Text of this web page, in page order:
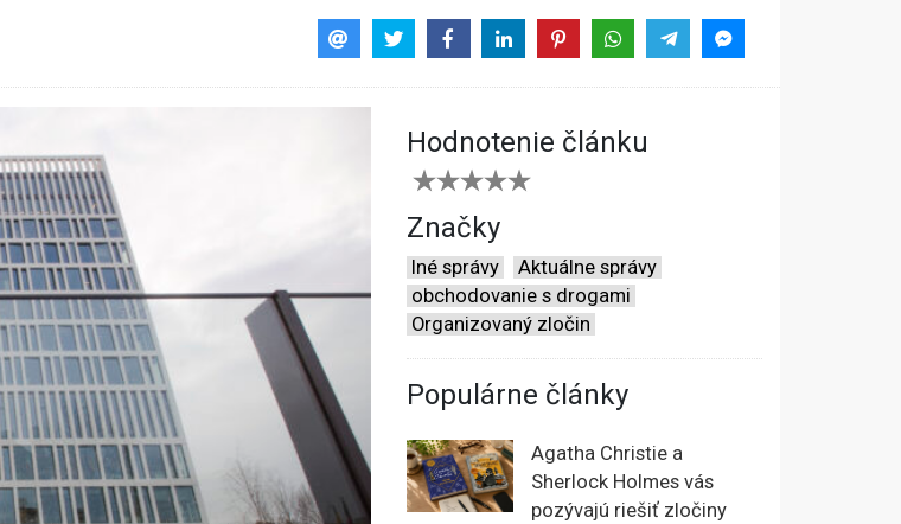
Hodnotenie článku
Značky
Iné správy
Aktuálne správy
obchodovanie s drogami
Organizovaný zločin
Populárne články
Agatha Christie a
Sherlock Holmes vás
pozývajú riešiť zločiny